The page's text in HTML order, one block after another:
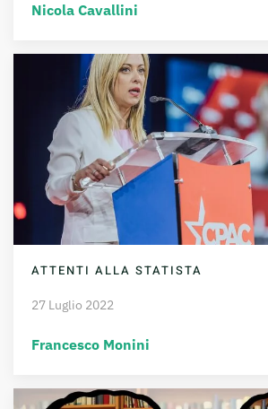
Nicola Cavallini
ATTENTI ALLA STATISTA
27 Luglio 2022
Francesco Monini